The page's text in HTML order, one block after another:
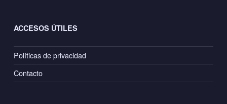
ACCESOS ÚTILES
Políticas de privacidad
Contacto